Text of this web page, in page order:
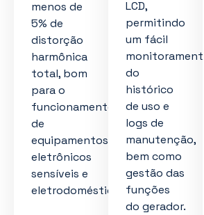
menos de
5% de
distorção
harmônica
total, bom
para o
funcionamento
de
equipamentos
eletrônicos
sensíveis e
eletrodomésticos.
LCD,
permitindo
um fácil
monitoramento
do
histórico
de uso e
logs de
manutenção,
bem como
gestão das
funções
do gerador.